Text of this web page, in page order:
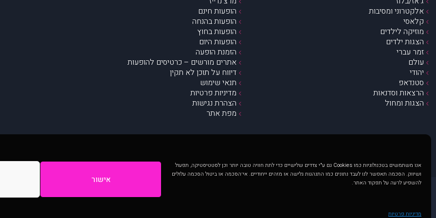
אנו משתמשים בטכנולוגיות כמו Cookies גם ע"י צדדים שלישיים כדי לתת חוויה טובה יותר וכן לסטטיסטיקה, תפעול
ושיווק. הסכמה תאפשר לנו לעבד נתונים כמו התנהגות גלישה או מזהים ייחודיים. אי־הסכמה או ביטול הסכמה עלולים
להשפיע לרעה על תפקוד האתר.
אישור
מדיניות פרטיות
אלקטרוני ומסיבות
קלאסי
מוזיקה לילדים
הצגות ילדים
זמר עברי
עולם
יהודי
סטנדאפ
הרצאות וסדנאות
הצגות ומחול
הופעות חינם
הופעות בהנחה
הופעות בחוץ
הופעות היום
הזמנת הופעה
אתרים מורשים – כרטיסים להופעות
דיווח על תוכן לא תקין
תנאי שימוש
מדיניות פרטיות
הצהרת נגישות
מפת אתר